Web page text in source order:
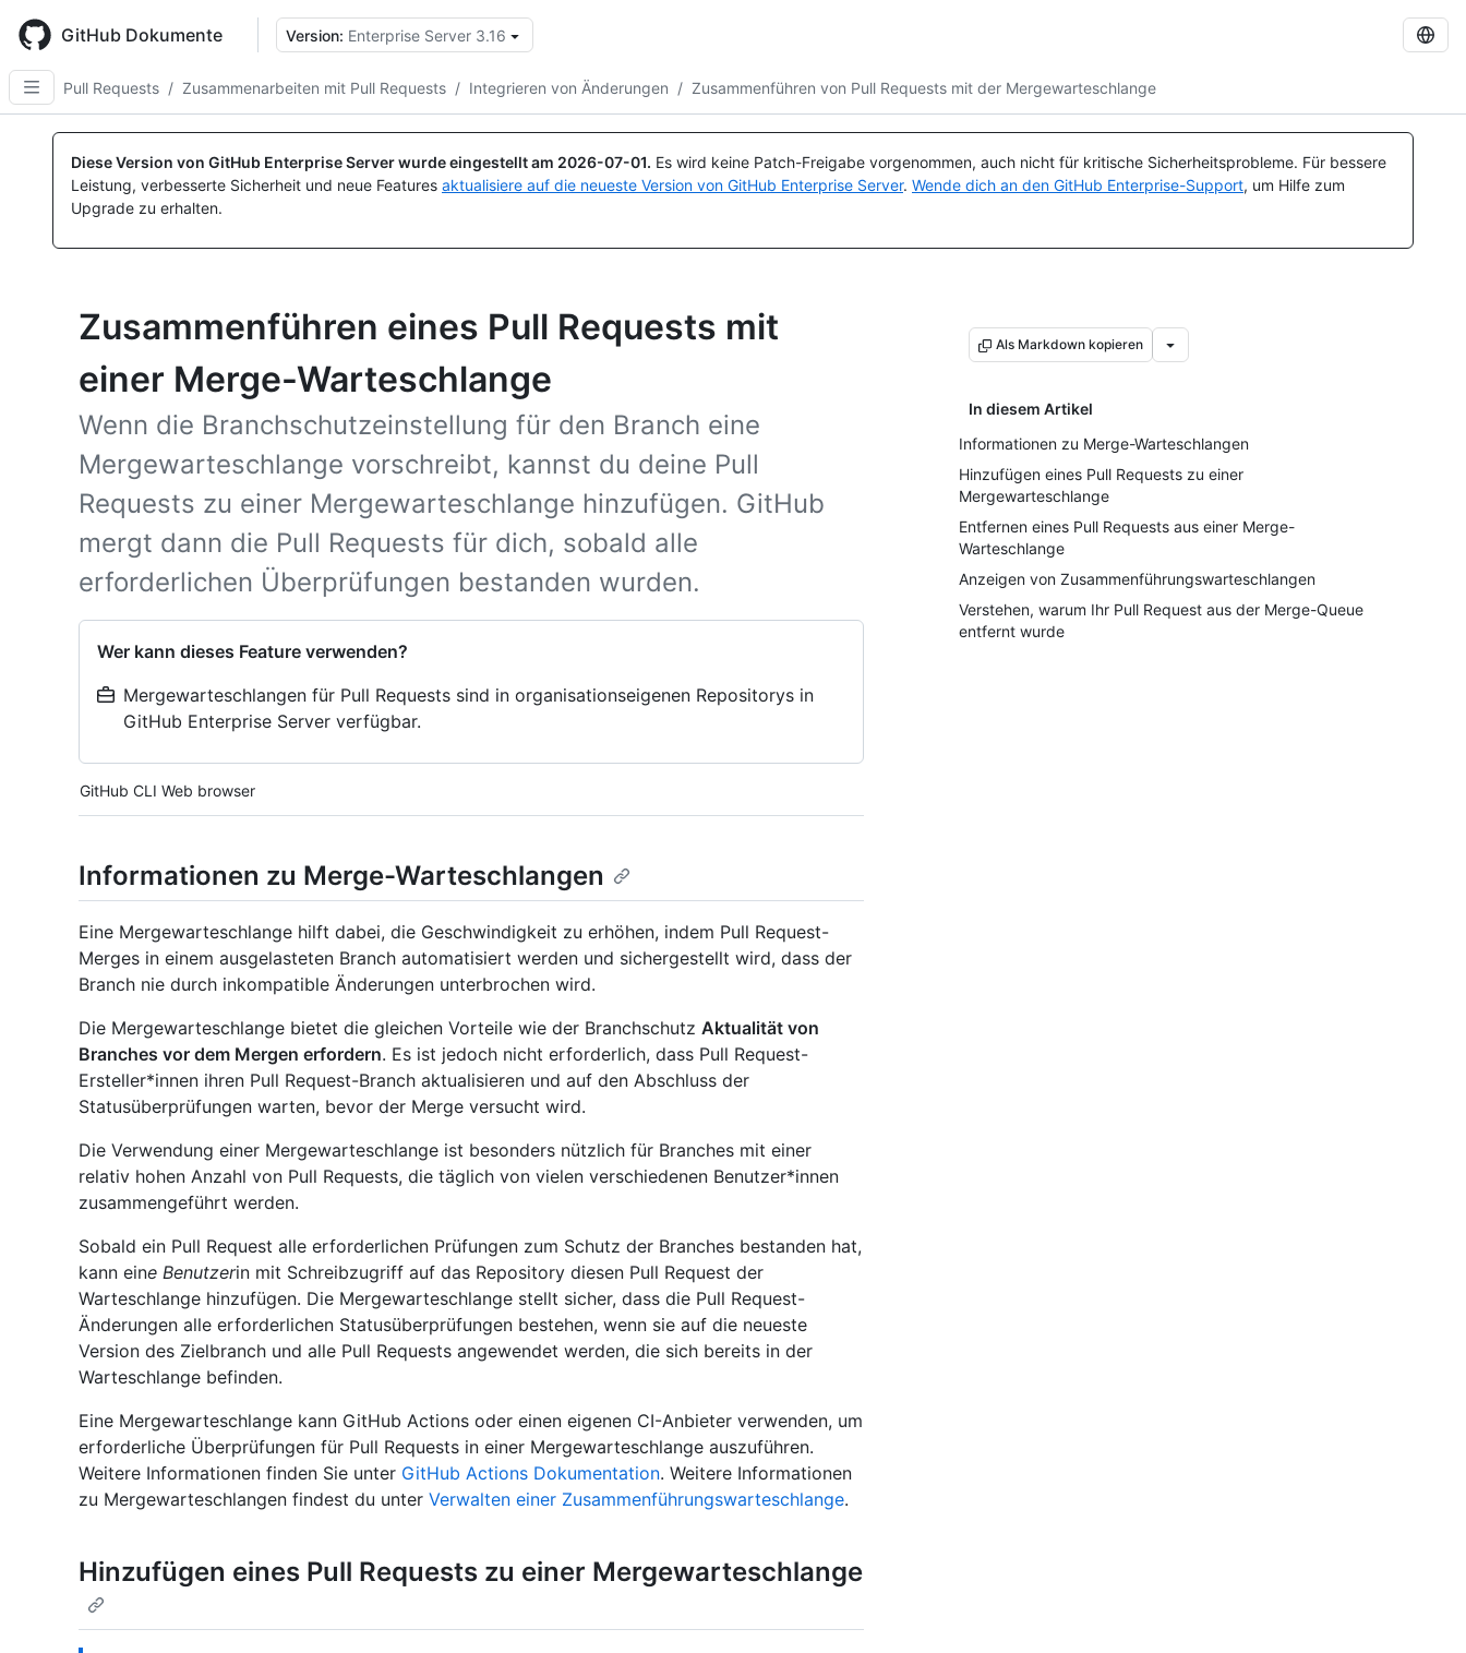
main
content
GitHub Dokumente Version: Enterprise Server 3.16
Pull Requests / Zusammenarbeiten mit Pull Requests / Integrieren von Änderungen / Zusammenführen von Pull Requests mit der Mergewarteschlange
Diese Version von GitHub Enterprise Server wurde eingestellt am 2026-07-01. Es wird keine Patch-Freigabe vorgenommen, auch nicht für kritische Sicherheitsprobleme. Für bessere
Leistung, verbesserte Sicherheit und neue Features aktualisiere auf die neueste Version von GitHub Enterprise Server. Wende dich an den GitHub Enterprise-Support, um Hilfe zum
Upgrade zu erhalten.
Zusammenführen eines Pull Requests mit
einer Merge-Warteschlange
Wenn die Branchschutzeinstellung für den Branch eine
Mergewarteschlange vorschreibt, kannst du deine Pull
Requests zu einer Mergewarteschlange hinzufügen. GitHub
mergt dann die Pull Requests für dich, sobald alle
erforderlichen Überprüfungen bestanden wurden.
Wer kann dieses Feature verwenden?
Mergewarteschlangen für Pull Requests sind in organisationseigenen Repositorys in
GitHub Enterprise Server verfügbar.
Tool navigation
GitHub CLI Web browser
Als Markdown kopieren
In diesem Artikel
Informationen zu Merge-Warteschlangen
Hinzufügen eines Pull Requests zu einer
Mergewarteschlange
Entfernen eines Pull Requests aus einer Merge-
Warteschlange
Anzeigen von Zusammenführungswarteschlangen
Verstehen, warum Ihr Pull Request aus der Merge-Queue
entfernt wurde
Informationen zu Merge-Warteschlangen
Eine Mergewarteschlange hilft dabei, die Geschwindigkeit zu erhöhen, indem Pull Request-
Merges in einem ausgelasteten Branch automatisiert werden und sichergestellt wird, dass der
Branch nie durch inkompatible Änderungen unterbrochen wird.
Die Mergewarteschlange bietet die gleichen Vorteile wie der Branchschutz Aktualität von
Branches vor dem Mergen erfordern. Es ist jedoch nicht erforderlich, dass Pull Request-
Ersteller*innen ihren Pull Request-Branch aktualisieren und auf den Abschluss der
Statusüberprüfungen warten, bevor der Merge versucht wird.
Die Verwendung einer Mergewarteschlange ist besonders nützlich für Branches mit einer
relativ hohen Anzahl von Pull Requests, die täglich von vielen verschiedenen Benutzer*innen
zusammengeführt werden.
Sobald ein Pull Request alle erforderlichen Prüfungen zum Schutz der Branches bestanden hat,
kann eine Benutzerin mit Schreibzugriff auf das Repository diesen Pull Request der
Warteschlange hinzufügen. Die Mergewarteschlange stellt sicher, dass die Pull Request-
Änderungen alle erforderlichen Statusüberprüfungen bestehen, wenn sie auf die neueste
Version des Zielbranch und alle Pull Requests angewendet werden, die sich bereits in der
Warteschlange befinden.
Eine Mergewarteschlange kann GitHub Actions oder einen eigenen CI-Anbieter verwenden, um
erforderliche Überprüfungen für Pull Requests in einer Mergewarteschlange auszuführen.
Weitere Informationen finden Sie unter GitHub Actions Dokumentation. Weitere Informationen
zu Mergewarteschlangen findest du unter Verwalten einer Zusammenführungswarteschlange.
Hinzufügen eines Pull Requests zu einer Mergewarteschlange